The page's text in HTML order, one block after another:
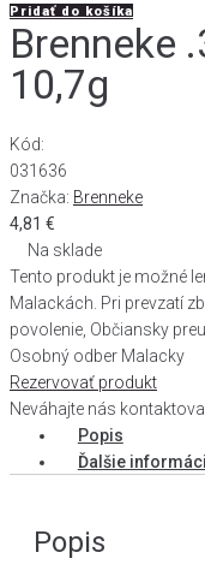
Pridať do košíka
Brenneke
10,7g
Kód:
031636
Značka: Brenneke
4,81 €
Na sklade
Tento produkt je možné
Malackách. Pri prevzatí
povolenie, Občiansky
Osobný odber Malacky
Rezervovať produkt
Neváhajte nás
Popis
Ďalšie
Popis